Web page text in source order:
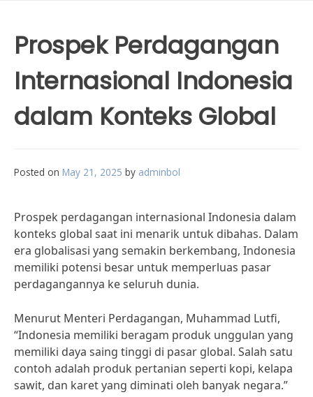
Prospek Perdagangan
Internasional Indonesia
dalam Konteks Global
Posted on May 21, 2025 by adminbol
Prospek perdagangan internasional Indonesia dalam
konteks global saat ini menarik untuk dibahas. Dalam
era globalisasi yang semakin berkembang, Indonesia
memiliki potensi besar untuk memperluas pasar
perdagangannya ke seluruh dunia.
Menurut Menteri Perdagangan, Muhammad Lutfi,
“Indonesia memiliki beragam produk unggulan yang
memiliki daya saing tinggi di pasar global. Salah satu
contoh adalah produk pertanian seperti kopi, kelapa
sawit, dan karet yang diminati oleh banyak negara.”